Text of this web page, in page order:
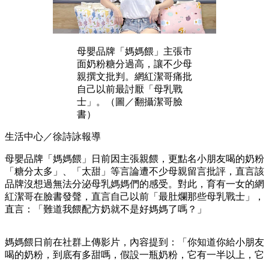
母嬰品牌「媽媽餵」主張市
面奶粉糖分過高，讓不少母
親撰文批判。網紅潔哥痛批
自己以前最討厭「母乳戰
士」。（圖／翻攝潔哥臉
書）
生活中心／徐詩詠報導
母嬰品牌「媽媽餵」日前因主張親餵，更點名小朋友喝的奶粉
「糖分太多」、「太甜」等言論遭不少母親留言批評，直言該
品牌沒想過無法分泌母乳媽媽們的感受。對此，育有一女的網
紅潔哥在臉書發聲，直言自己以前「最肚爛那些母乳戰士」，
直言：「難道我餵配方奶就不是好媽媽了嗎？」
媽媽餵日前在社群上傳影片，內容提到：「你知道你給小朋友
喝的奶粉，到底有多甜嗎，假設一瓶奶粉，它有一半以上，它